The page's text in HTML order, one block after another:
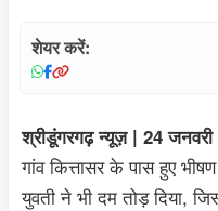
शेयर करें:
श्रीडूंगरगढ़ न्यूज़ | 24
गांव कित्तासर के पास हुए
युवती ने भी दम तोड़ दिया,